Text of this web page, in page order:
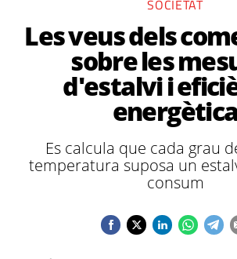
SOCIETAT
Les veus dels
sobre les
d'estalvi i
energètica
Es calcula que cada grau
temperatura suposa un
consum